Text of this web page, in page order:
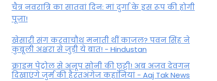
चैत्र नवरात्रि का सातवां दिन: मां दुर्गा के इस रूप की होगी
पूजा!
खेसारी संग करवाचौथ मनाती थीं काजल? पवन सिंह ने
कुबूली अक्षरा से जुड़ी ये बात! - Hindustan
क्राइम पेट्रोल से अनूप सोनी की छुट्टी! अब अजव देवगन
दिखाएंगे जुर्म की हैरतअंगेज कहानियां - Aaj Tak News